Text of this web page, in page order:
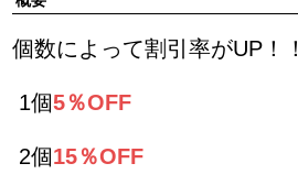
個数によって割引率がUP！！
1個5％OFF
2個15％OFF